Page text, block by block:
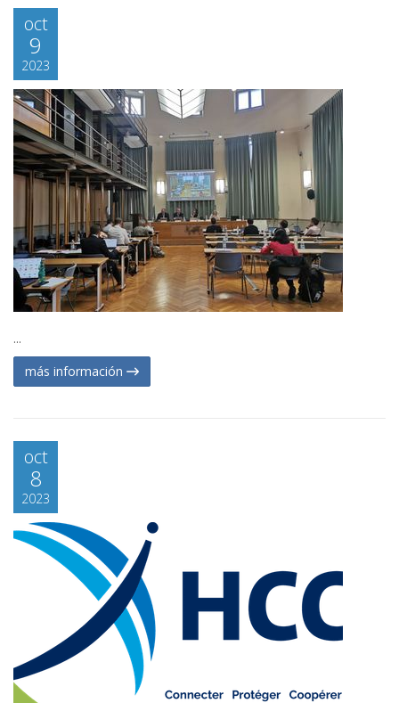
oct
9
2023
...
más información
oct
8
2023